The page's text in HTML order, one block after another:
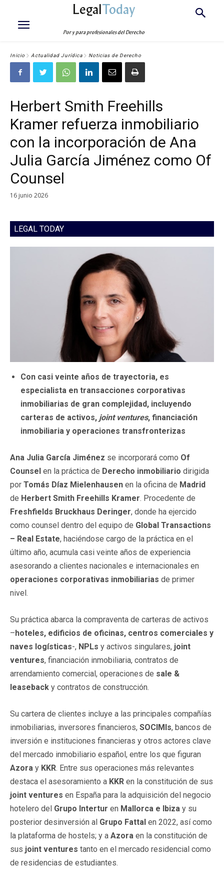
LegalToday
Por y para profesionales del Derecho
Inicio Actualidad Jurídica Noticias de Derecho
Herbert Smith Freehills
Kramer refuerza inmobiliario
con la incorporación de Ana
Julia García Jiménez como Of
Counsel
16 junio 2026
LEGAL TODAY
Con casi veinte años de trayectoria, es
especialista en transacciones corporativas
inmobiliarias de gran complejidad, incluyendo
carteras de activos, joint ventures, financiación
inmobiliaria y operaciones transfronterizas
Ana Julia García Jiménez se incorporará como Of
Counsel en la práctica de Derecho inmobiliario dirigida
por Tomás Díaz Mielenhausen en la oficina de Madrid
de Herbert Smith Freehills Kramer. Procedente de
Freshfields Bruckhaus Deringer, donde ha ejercido
como counsel dentro del equipo de Global Transactions
– Real Estate, haciéndose cargo de la práctica en el
último año, acumula casi veinte años de experiencia
asesorando a clientes nacionales e internacionales en
operaciones corporativas inmobiliarias de primer
nivel.
Su práctica abarca la compraventa de carteras de activos
–hoteles, edificios de oficinas, centros comerciales y
naves logísticas-, NPLs y activos singulares, joint
ventures, financiación inmobiliaria, contratos de
arrendamiento comercial, operaciones de sale &
leaseback y contratos de construcción.
Su cartera de clientes incluye a las principales compañías
inmobiliarias, inversores financieros, SOCIMIs, bancos de
inversión e instituciones financieras y otros actores clave
del mercado inmobiliario español, entre los que figuran
Azora y KKR. Entre sus operaciones más relevantes
destaca el asesoramiento a KKR en la constitución de sus
joint ventures en España para la adquisición del negocio
hotelero del Grupo Intertur en Mallorca e Ibiza y su
posterior desinversión al Grupo Fattal en 2022, así como
la plataforma de hostels; y a Azora en la constitución de
sus joint ventures tanto en el mercado residencial como
de residencias de estudiantes.